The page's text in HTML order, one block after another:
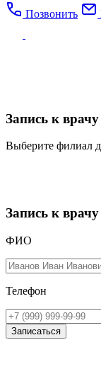
Позвонить
Запись к врачу
Выберите филиал
Запись к врачу
ФИО
Телефон
Записаться